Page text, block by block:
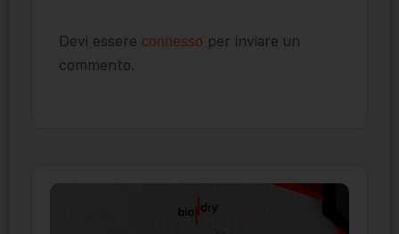
Devi essere connesso per inviare un
commento.